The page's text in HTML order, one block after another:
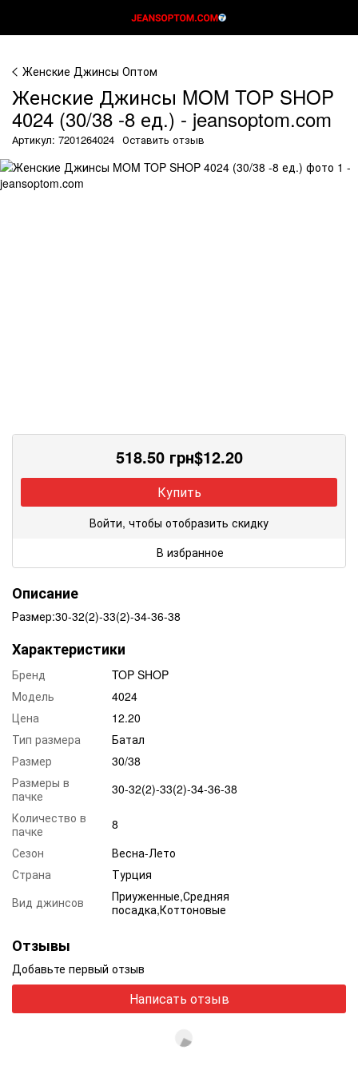
Женские Джинсы Оптом
Женские Джинсы MOM TOP SHOP
4024 (30/38 -8 ед.) - jeansoptom.com
Артикул: 7201264024 Оставить отзыв
518.50грн$12.20
Купить
Войти, чтобы отобразить скидку
В избранное
Описание
Размер:30-32(2)-33(2)-34-36-38
Характеристики
Бренд
TOP SHOP
Модель
4024
Цена
12.20
Тип размера
Батал
Размер
30/38
Размеры в
пачке
30-32(2)-33(2)-34-36-38
Количество в
пачке
8
Сезон
Весна-Лето
Страна
Турция
Вид джинсов
Приуженные,Средняя
посадка,Коттоновые
Отзывы
Добавьте первый отзыв
Написать отзыв